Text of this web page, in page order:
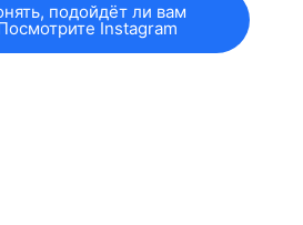
подойдёт ли вам
Instagram